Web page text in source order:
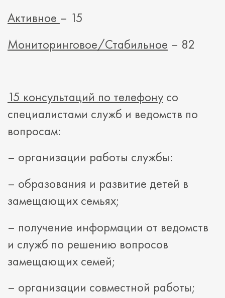
Активное – 15
Мониторинговое/Стабильное – 82
15 консультаций по телефонусо
специалистами служб и ведомств по
вопросам:
– организации работы службы:
– образования и развитие детей в
замещающих семьях;
– получение информации от ведомств
и служб по решению вопросов
замещающих семей;
– организации совместной работы;